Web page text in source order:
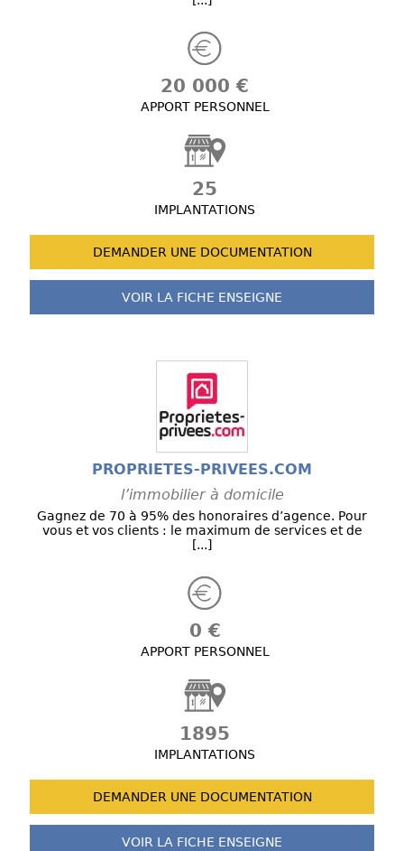
20 000 €
APPORT PERSONNEL
25
IMPLANTATIONS
DEMANDER UNE DOCUMENTATION
VOIR LA FICHE ENSEIGNE
PROPRIETES-PRIVEES.COM
l’immobilier à domicile
Gagnez de 70 à 95% des honoraires d’agence. Pour
vous et vos clients : le maximum de services et de
[...]
0 €
APPORT PERSONNEL
1895
IMPLANTATIONS
DEMANDER UNE DOCUMENTATION
VOIR LA FICHE ENSEIGNE